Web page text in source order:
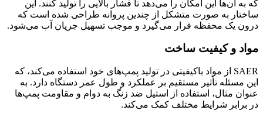
که به آن‌ها این امکان را می‌دهد تا فشار بالایی را تولید کنند. این
ساختار به صورت متشکل از چندین پروانه طراحی شده است که
درون یک محفظه قرار می‌گیرد و موجب تسهیل جریان آب می‌شود.
مواد و کیفیت ساخت
SAER از مواد باکیفیتی در تولید پمپ‌های خود استفاده می‌کند، که
این مسئله تأثیر مستقیم بر عملکرد و طول عمر دستگاه دارد. به
عنوان مثال، استفاده از استیل ضد زنگ به دوام و مقاومت پمپ‌ها
در برابر شرایط مختلف کمک می‌کند.